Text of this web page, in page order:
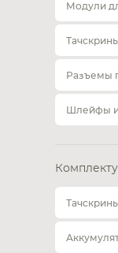
Модули
Разъемы
Шлейфы